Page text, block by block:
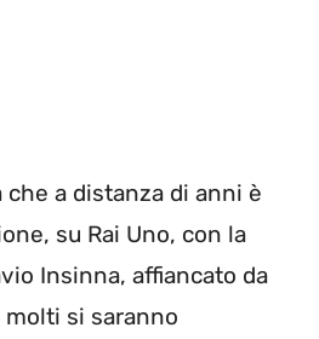
che a distanza di anni è
su Rai Uno, con la
Insinna, affiancato da
si saranno